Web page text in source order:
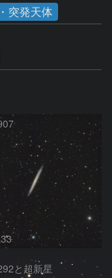
突発天体
と超新星